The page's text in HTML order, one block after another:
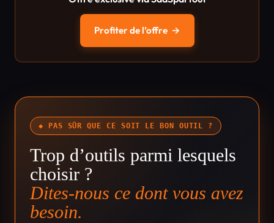
Profiter de l’offre →
◆ PAS SÛR QUE CE SOIT LE BON OUTIL ?
Trop d’outils parmi lesquels
choisir ?
Dites-nous ce dont vous avez
besoin.